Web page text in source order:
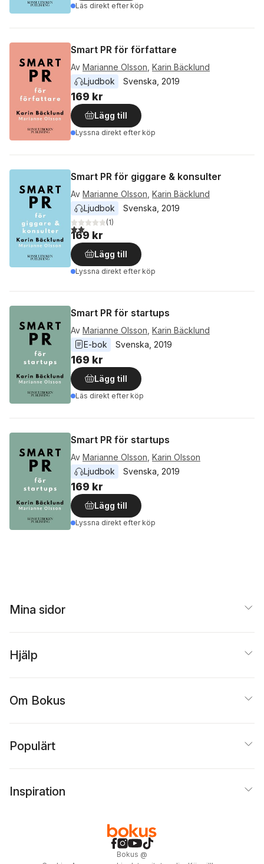
Läs direkt efter köp
Smart PR för författare
Av Marianne Olsson Karin Bäcklund
Ljudbok
Svenska 2019
169 kr
Lägg till
Lyssna direkt efter köp
Smart PR för giggare & konsulter
Av Marianne Olsson Karin Bäcklund
Ljudbok
Svenska 2019
2,0utav 5 stjärnor. Totalt antal röster:
(1)
169 kr
Lägg till
Lyssna direkt efter köp
Smart PR för startups
Av Marianne Olsson Karin Bäcklund
E-bok
Svenska 2019
169 kr
Lägg till
Läs direkt efter köp
Smart PR för startups
Av Marianne Olsson Karin Olsson
Ljudbok
Svenska 2019
169 kr
Lägg till
Lyssna direkt efter köp
Mina sidor
Hjälp
Om Bokus
Populärt
Inspiration
Bokus @